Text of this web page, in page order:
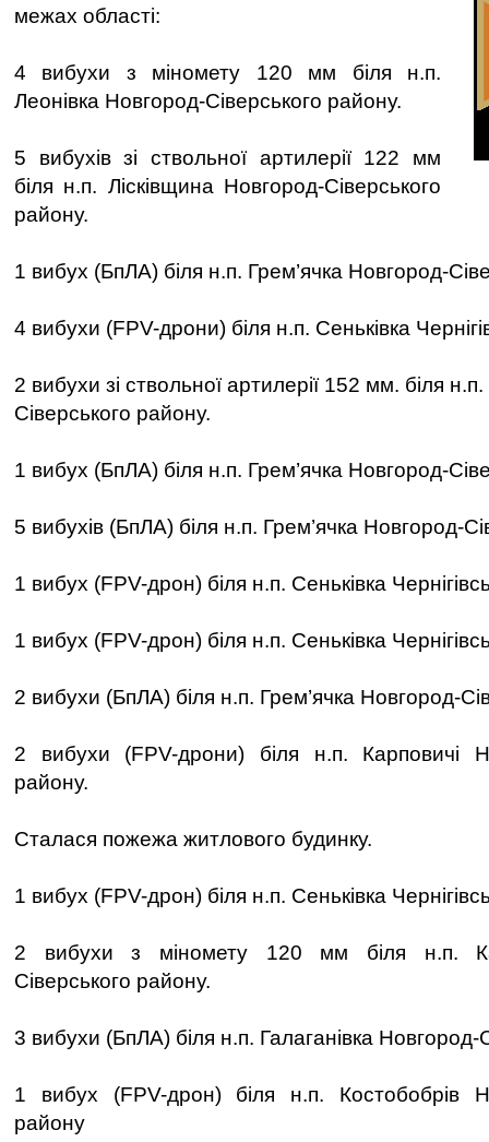
межах області:
4 вибухи з міномету 120 мм біля н.п.
Леонівка Новгород-Сіверського району.
5 вибухів зі ствольної артилерії 122 мм
біля н.п. Лісківщина Новгород-Сіверського
району.
1 вибух (БпЛА) біля н.п. Грем’ячка Новгород-
4 вибухи (FPV-дрони) біля н.п. Сеньківка
2 вибухи зі ствольної артилерії 152 мм. біля
Сіверського району.
1 вибух (БпЛА) біля н.п. Грем’ячка Новгород-
5 вибухів (БпЛА) біля н.п. Грем’ячка Новгород-
1 вибух (FPV-дрон) біля н.п. Сеньківка
1 вибух (FPV-дрон) біля н.п. Сеньківка
2 вибухи (БпЛА) біля н.п. Грем’ячка Новгород-
2 вибухи (FPV-дрони) біля н.п. Карповичі
району.
Сталася пожежа житлового будинку.
1 вибух (FPV-дрон) біля н.п. Сеньківка
2 вибухи з міномету 120 мм біля н.п.
Сіверського району.
3 вибухи (БпЛА) біля н.п. Галаганівка Новгород-
1 вибух (FPV-дрон) біля н.п. Костобобрів
району